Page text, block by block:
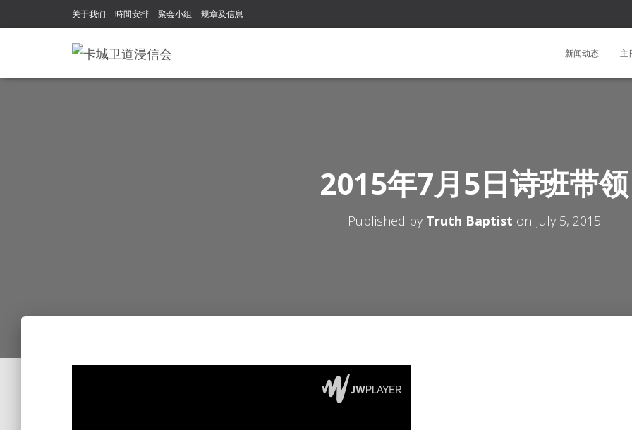
关于我们 時間安排 聚会小组 规章及信息
新闻动态 主
2015年7月5日诗班带领
Published by Truth Baptist on July 5, 2015